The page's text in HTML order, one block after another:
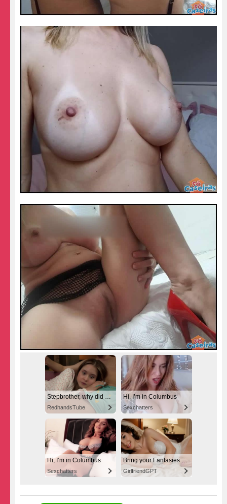
Stepbrother, why did you show me your dick? Now I want to fuck you with my wet pussy
RedhandsTube
Hi, I’m in Columbus
Sexchatters
Hi, I’m in Columbus
Sexchatters
Bring your Fantasies to life
GirlfriendGPT